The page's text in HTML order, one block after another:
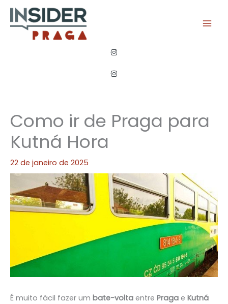
conteúdo
Como ir de Praga para
Kutná Hora
22 de janeiro de 2025
É muito fácil fazer um bate-volta entre Praga e Kutná